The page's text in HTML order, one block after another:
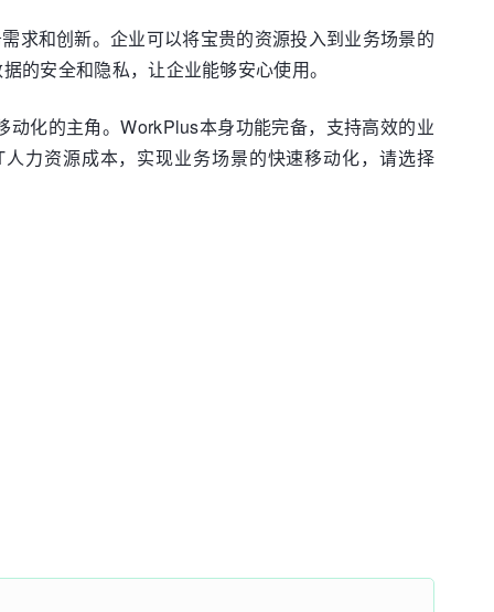
求和创新。企业可以将宝贵的资源投入到业务场景的
的安全和隐私，让企业能够安心使用。
化的主角。WorkPlus本身功能完备，支持高效的业
力资源成本，实现业务场景的快速移动化，请选择